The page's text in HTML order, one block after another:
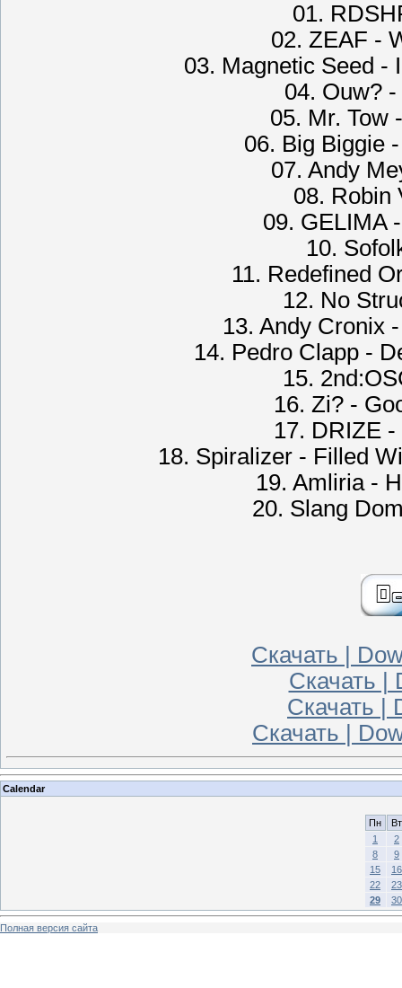
01.
02. ZEAF -
03. Magnetic Seed -
04. Ouw?
05. Mr. Tow
06. Big Biggie
07. Andy
08. Robin
09. GELIMA
10.
11. Redefined
12. No
13. Andy Cronix
14. Pedro Clapp -
15.
16. Zi? -
17. DRIZE
18. Spiralizer - Filled
19. Amliria -
20. Slang
Скачать |
Скачать |
Скачать |
Скачать |
Calendar
Пн
Вт
1
2
8
9
15
16
22
23
29
30
Полная версия сайта